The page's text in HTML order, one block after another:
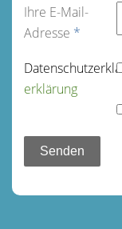
Ihre E-Mail-
Adresse *
erklärung